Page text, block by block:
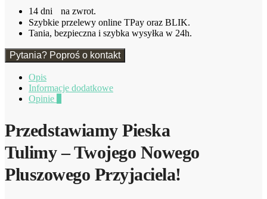
14 dni na zwrot.
Szybkie przelewy online TPay oraz BLIK.
Tania, bezpieczna i szybka wysyłka w 24h.
Pytania? Poproś o kontakt
Opis
Informacje dodatkowe
Opinie
Przedstawiamy Pieska
Tulimy – Twojego Nowego
Pluszowego Przyjaciela!